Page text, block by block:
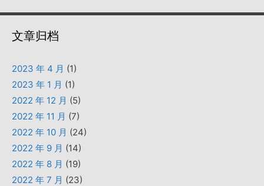
文章归档
2023 年 4 月 (1)
2023 年 1 月 (1)
2022 年 12 月 (5)
2022 年 11 月 (7)
2022 年 10 月 (24)
2022 年 9 月 (14)
2022 年 8 月 (19)
2022 年 7 月 (23)